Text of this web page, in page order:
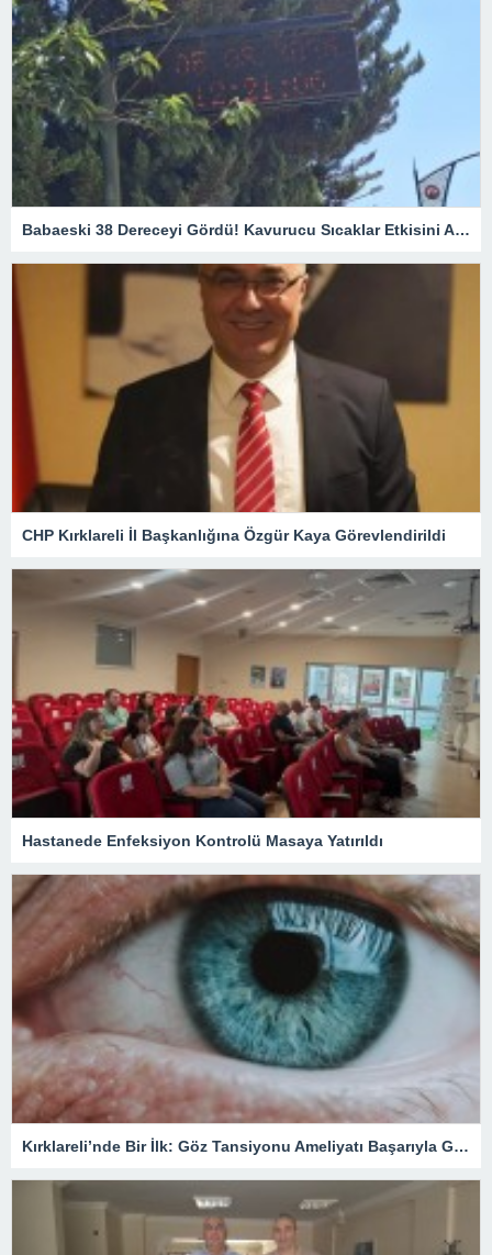
Babaeski 38 Dereceyi Gördü! Kavurucu Sıcaklar Etkisini Artırıyor
CHP Kırklareli İl Başkanlığına Özgür Kaya Görevlendirildi
Hastanede Enfeksiyon Kontrolü Masaya Yatırıldı
Kırklareli’nde Bir İlk: Göz Tansiyonu Ameliyatı Başarıyla Gerçekleştirildi